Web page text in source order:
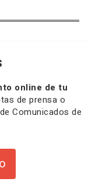
online de tu
de prensa o
Comunicados de